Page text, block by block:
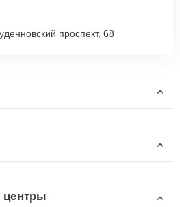
проспект, 68